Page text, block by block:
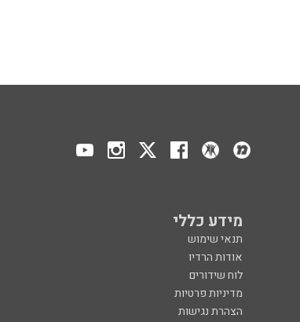
מידע כללי
תנאי שימוש
אודות הרדיו
לוח שידורים
מדיניות פרטיות
הצהרת נגישות